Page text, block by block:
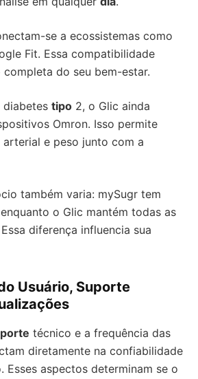
se a ecossistemas como
Fit. Essa compatibilidade
do seu bem-estar.
diabetes tipo 2, o Glic ainda
Omron. Isso permite
e peso junto com a
também varia: mySugr tem
o Glic mantém todas as
diferença influencia sua
Usuário, Suporte
técnico e a frequência das
diretamente na confiabilidade
Esses aspectos determinam se o